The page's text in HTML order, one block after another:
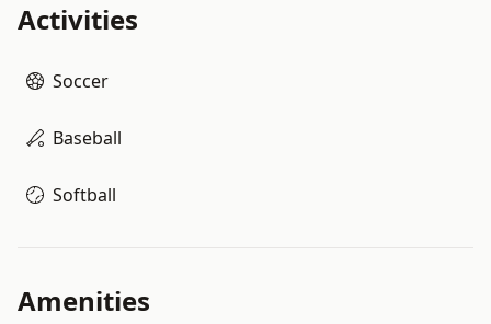
Activities
Soccer
Baseball
Softball
Amenities